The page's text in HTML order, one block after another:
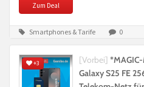
Zum Deal
Smartphones & Tarife 0
+3 [Vorbei]
Galaxy S25 FE